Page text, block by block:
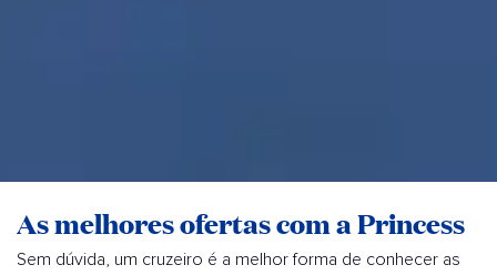
As melhores ofertas com a Princess
Sem dúvida, um cruzeiro é a melhor forma de conhecer as